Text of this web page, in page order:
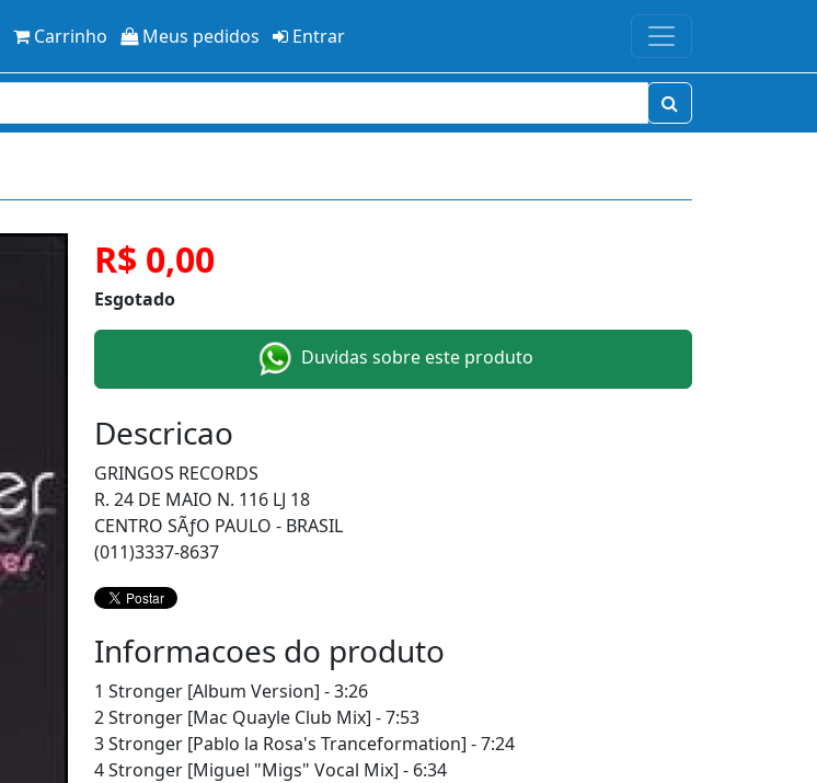
Carrinho Meus pedidos Entrar
R$ 0,00
Esgotado
Duvidas sobre este produto
Descricao
GRINGOS RECORDS
R. 24 DE MAIO N. 116 LJ 18
CENTRO SÃƒO PAULO - BRASIL
(011)3337-8637
Informacoes do produto
1 Stronger [Album Version] - 3:26
2 Stronger [Mac Quayle Club Mix] - 7:53
3 Stronger [Pablo la Rosa's Tranceformation] - 7:24
4 Stronger [Miguel "Migs" Vocal Mix] - 6:34